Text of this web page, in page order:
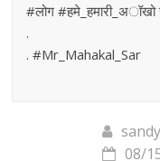
#लोग
.
. #Mr_Mahakal_Sar
08/